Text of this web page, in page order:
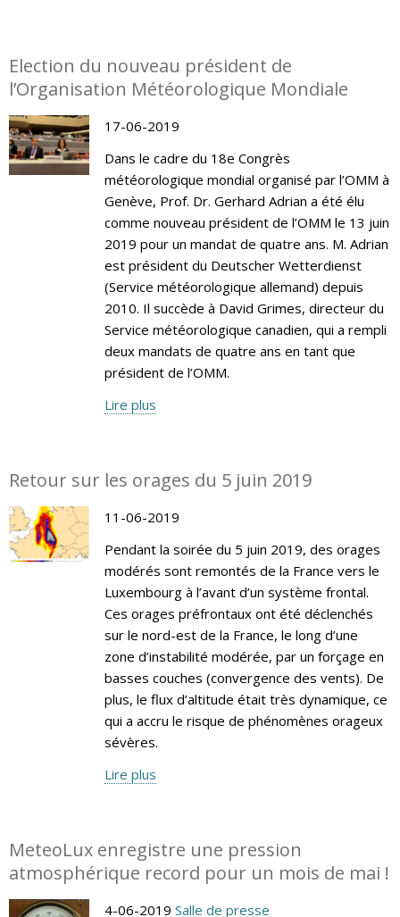
Election du nouveau président de
l’Organisation Météorologique Mondiale
17-06-2019
Dans le cadre du 18e Congrès
météorologique mondial organisé par l’OMM à
Genève, Prof. Dr. Gerhard Adrian a été élu
comme nouveau président de l’OMM le 13 juin
2019 pour un mandat de quatre ans. M. Adrian
est président du Deutscher Wetterdienst
(Service météorologique allemand) depuis
2010. Il succède à David Grimes, directeur du
Service météorologique canadien, qui a rempli
deux mandats de quatre ans en tant que
président de l’OMM.
Lire plus
Retour sur les orages du 5 juin 2019
11-06-2019
Pendant la soirée du 5 juin 2019, des orages
modérés sont remontés de la France vers le
Luxembourg à l’avant d’un système frontal.
Ces orages préfrontaux ont été déclenchés
sur le nord-est de la France, le long d’une
zone d’instabilité modérée, par un forçage en
basses couches (convergence des vents). De
plus, le flux d’altitude était très dynamique, ce
qui a accru le risque de phénomènes orageux
sévères.
Lire plus
MeteoLux enregistre une pression
atmosphérique record pour un mois de mai !
4-06-2019 Salle de presse